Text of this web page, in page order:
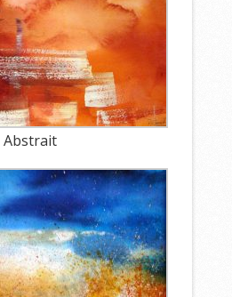
Abstrait